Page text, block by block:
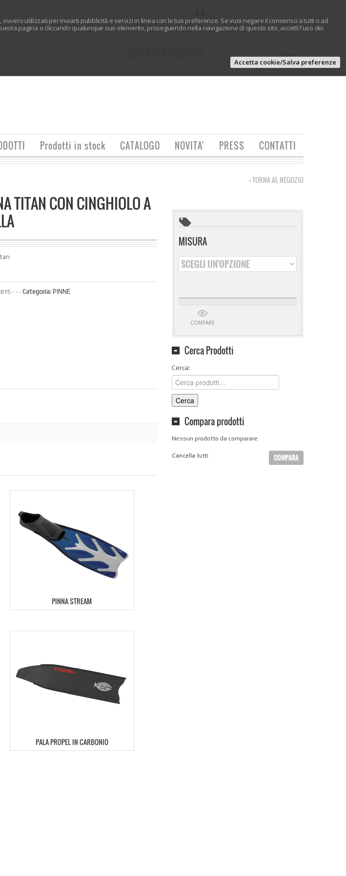
utilizzati per inviarti pubblicità e servizi in linea con le tue preferenze. Se vuoi negare il consenso a tutti o ad
pagina o cliccando qualunque suo elemento, proseguendo nella navigazione di questo sito, accetti l'uso dei
Accetta cookie/Salva preferenze
Prodotti in stock CATALOGO NOVITA’ PRESS CONTATTI
‹ TORNA AL NEGOZIO
TITAN CON CINGHIOLO A
- - - Categoria: PINNE
PINNA STREAM
PALA PROPEL IN CARBONIO
MISURA
COMPARE
Cerca Prodotti
Cerca:
Cerca
Compara prodotti
Nessun prodotto da comparare
Cancella tutti COMPARA